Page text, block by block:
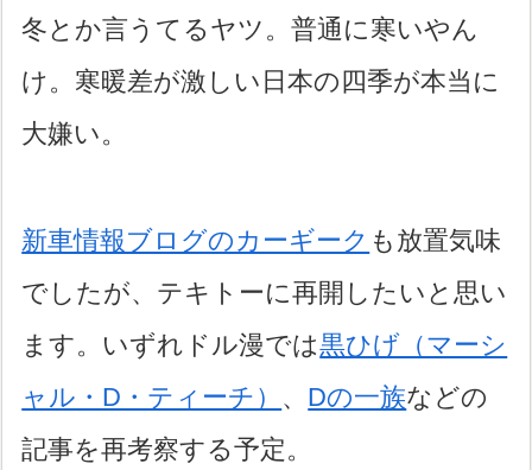
冬とか言うてるヤツ。普通に寒いやん
け。寒暖差が激しい日本の四季が本当に
大嫌い。
新車情報ブログのカーギーク も放置気味
でしたが、テキトーに再開したいと思い
ます。いずれドル漫では黒ひげ（マーシ
ャル・D・ティーチ） 、 Dの一族などの
記事を再考察する予定。